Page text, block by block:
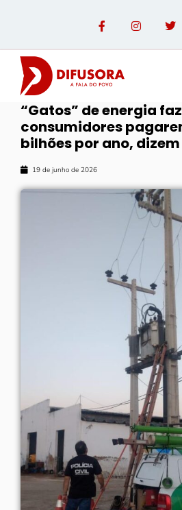
“Gatos” de energia
consumidores
bilhões por ano,
19 de junho de 2026